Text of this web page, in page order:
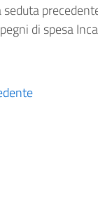
di spesa